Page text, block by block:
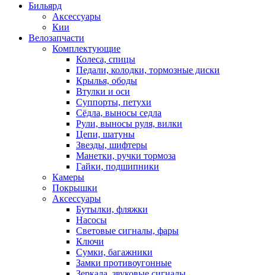
Бильярд
Аксессуары
Кии
Велозапчасти
Комплектующие
Колеса, спицы
Педали, колодки, тормозные диски
Крылья, ободы
Втулки и оси
Суппорты, петухи
Сёдла, выносы седла
Рули, выносы руля, вилки
Цепи, шатуны
Звезды, шифтеры
Манетки, ручки тормоза
Гайки, подшипники
Камеры
Покрышки
Аксессуары
Бутылки, фляжки
Насосы
Световые сигналы, фары
Ключи
Сумки, багажники
Замки противоугонные